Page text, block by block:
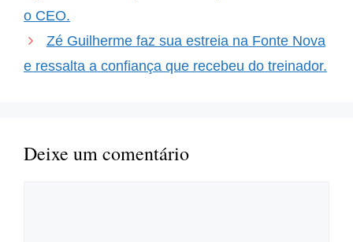
o CEO.
Zé Guilherme faz sua estreia na Fonte Nova
e ressalta a confiança que recebeu do treinador.
Deixe um comentário